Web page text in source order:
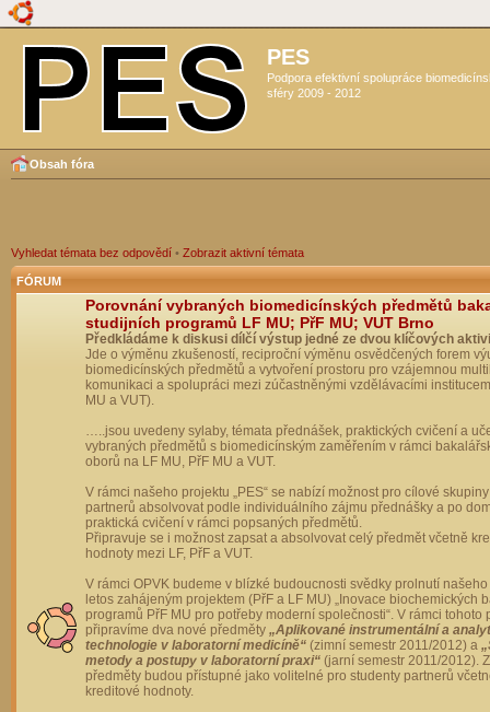
PES
Podpora efektivní spolupráce
sféry 2009 - 2012
Obsah fóra
Vyhledat témata bez odpovědí • Zobrazit aktivní témata
FÓRUM
Porovnání vybraných biomedicínských předmětů
studijních programů LF MU; PřF MU; VUT Brno
Předkládáme k diskusi dílčí výstup jedné ze dvou klíčových
Jde o výměnu zkušeností, reciproční výměnu osvědčených forem
biomedicínských předmětů a vytvoření prostoru pro vzájemnou
komunikaci a spolupráci mezi zúčastněnými vzdělávacími
MU a VUT).
…..jsou uvedeny sylaby, témata přednášek, praktických cvičení a
vybraných předmětů s biomedicínským zaměřením v rámci
oborů na LF MU, PřF MU a VUT.
V rámci našeho projektu „PES“ se nabízí možnost pro cílové
partnerů absolvovat podle individuálního zájmu přednášky a po
praktická cvičení v rámci popsaných předmětů.
Připravuje se i možnost zapsat a absolvovat celý předmět včetně
hodnoty mezi LF, PřF a VUT.
V rámci OPVK budeme v blízké budoucnosti svědky prolnutí
letos zahájeným projektem (PřF a LF MU) „Inovace biochemických
programů PřF MU pro potřeby moderní společnosti“. V rámci tohoto
připravíme dva nové předměty „Aplikované instrumentální a
technologie v laboratorní medicíně“ (zimní semestr 2011/2012) a
metody a postupy v laboratorní praxi“ (jarní semestr 2011/2012).
předměty budou přístupné jako volitelné pro studenty partnerů
kreditové hodnoty.